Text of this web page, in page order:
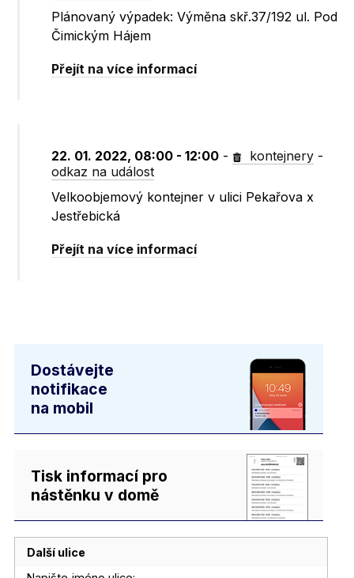
Plánovaný výpadek: Výměna skř.37/192 ul. Pod
Čimickým Hájem
Přejít na více informací
22. 01. 2022, 08:00 - 12:00 - kontejnery -
odkaz na událost
Velkoobjemový kontejner v ulici Pekařova x
Jestřebická
Přejít na více informací
Dostávejte
notifikace
na mobil
Tisk informací pro
nástěnku v domě
Další ulice